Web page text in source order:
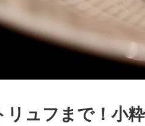
ュフまで！小